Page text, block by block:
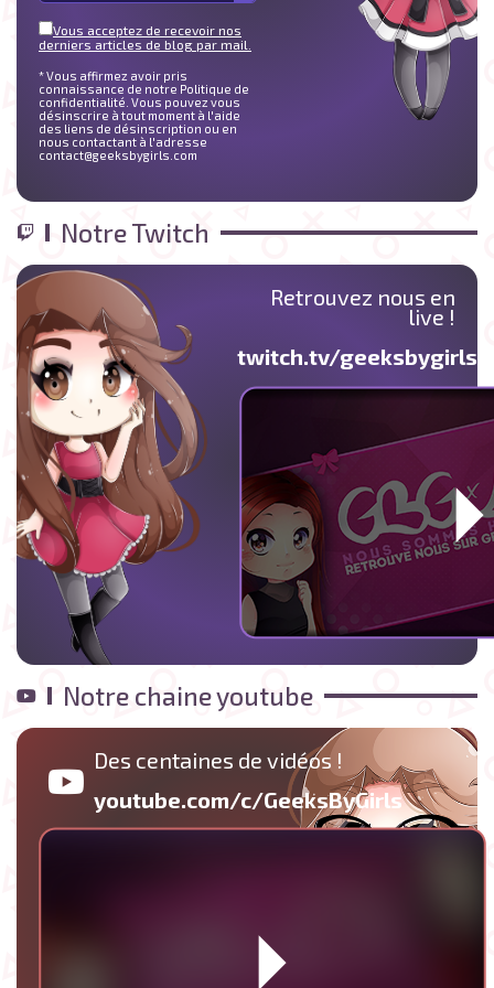
Vous acceptez de recevoir nos
derniers articles de blog par mail.
* Vous affirmez avoir pris
connaissance de notre Politique de
confidentialité. Vous pouvez vous
désinscrire à tout moment à l'aide
des liens de désinscription ou en
nous contactant à l'adresse
contact@geeksbygirls.com
Notre Twitch
Retrouvez nous en
live !
twitch.tv/
Notre chaine youtube
Des centaines de vidéos !
youtube.com/c/GeeksByGirls